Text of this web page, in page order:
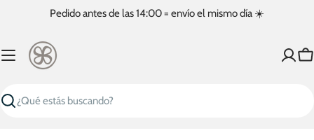
contenido
Pedido antes de las 14:00 = envío el mismo día ☀️
Buscar